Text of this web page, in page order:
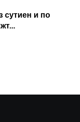
сутиен и по